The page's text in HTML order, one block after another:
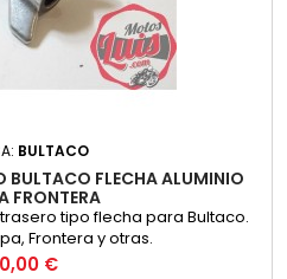
BULTACO
BULTACO FLECHA ALUMINIO
FRONTERA
tipo flecha para Bultaco.
Frontera y otras.
€